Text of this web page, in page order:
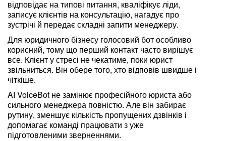
відповідає на типові питання, кваліфікує ліди,
записує клієнтів на консультацію, нагадує про
зустрічі й передає складні запити менеджеру.
Для юридичного бізнесу голосовий бот особливо
корисний, тому що перший контакт часто вирішує
все. Клієнт у стресі не чекатиме, поки юрист
звільниться. Він обере того, хто відповів швидше і
чіткіше.
AI VoiceBot не замінює професійного юриста або
сильного менеджера повністю. Але він забирає
рутину, зменшує кількість пропущених дзвінків і
допомагає команді працювати з уже
підготовленими зверненнями.